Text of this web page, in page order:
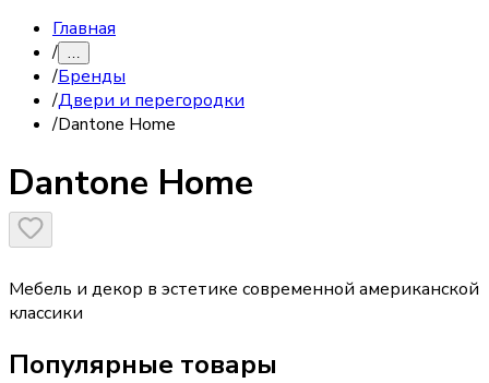
Главная
/ …
/Бренды
/Двери и перегородки
/Dantone Home
Dantone Home
Мебель и декор в эстетике современной американской
классики
Популярные товары